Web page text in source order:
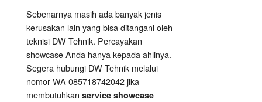
Sebenarnya masih ada banyak jenis
kerusakan lain yang bisa ditangani oleh
teknisi DW Tehnik. Percayakan
showcase Anda hanya kepada ahlinya.
Segera hubungi DW Tehnik melalui
nomor WA 085718742042 jika
membutuhkan service showcase